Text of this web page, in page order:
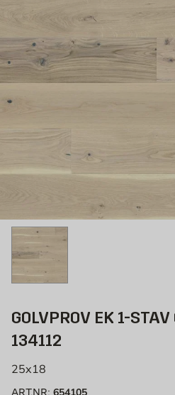
GOLVPROV EK 1-
134112
25x18
ART.NR: 654105